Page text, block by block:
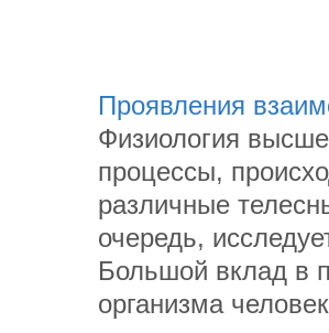
Проявления
Физиология
процессы,
различные
очередь,
Большой вклад в
организма